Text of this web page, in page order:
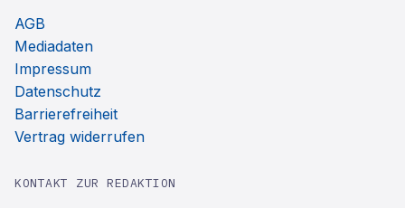
AGB
Mediadaten
Impressum
Datenschutz
Barrierefreiheit
Vertrag widerrufen
KONTAKT ZUR REDAKTION